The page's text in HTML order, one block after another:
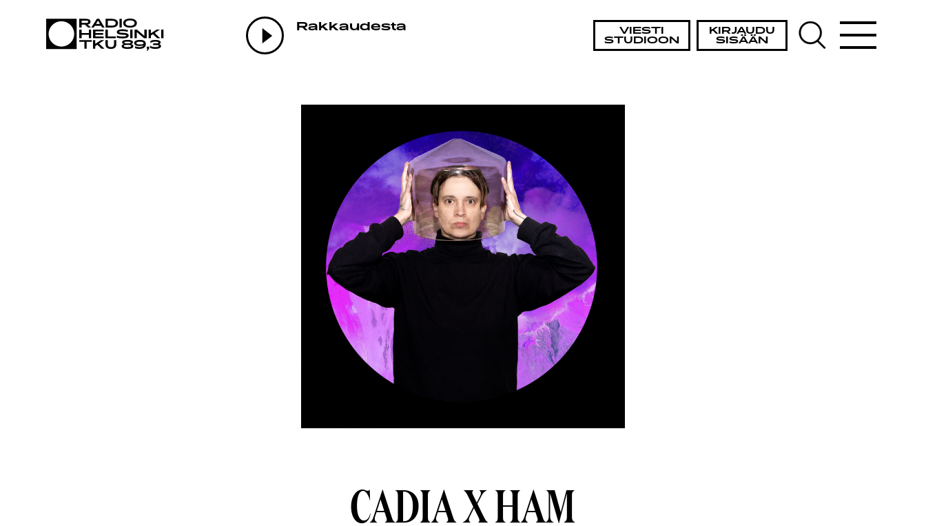
VIESTI
STUDIOON
KIRJAUDU
SISÄÄN
Rakkaudesta
AJANKOHTAISTA
OHJELMAT
TEKIJÄT
ON-DEMAND
PODCASTCADIA X HAM